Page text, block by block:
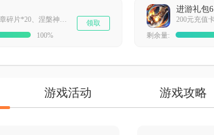
50元充值卡*1、勋章碎片*20、涅槃神石*20
100%
领取
进游礼包6
剩余量:
游戏活动 游戏攻略